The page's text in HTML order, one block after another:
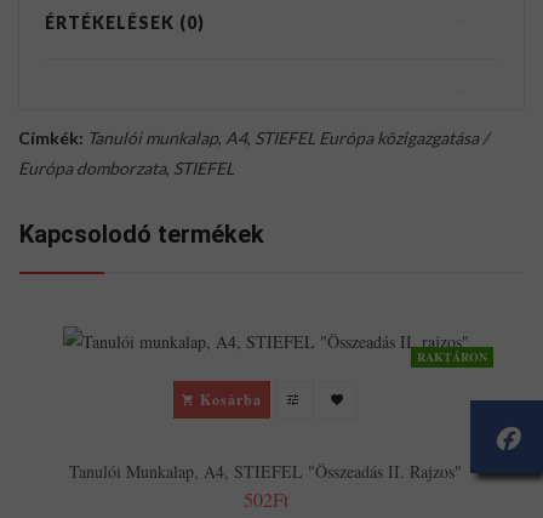
ÉRTÉKELÉSEK (0)
Címkék: Tanulói munkalap, A4, STIEFEL Európa közigazgatása /
Európa domborzata, STIEFEL
Kapcsolodó termékek
RAKTÁRON
Kosárba
Tanulói Munkalap, A4, STIEFEL "Összeadás II. Rajzos"
502Ft